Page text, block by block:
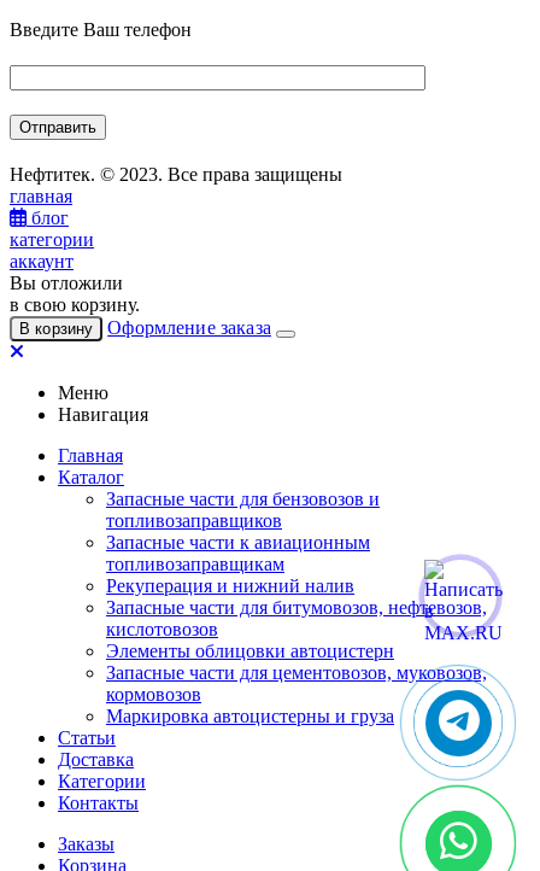
Введите Ваш телефон
Нефтитек. © 2023. Все права защищены
главная
блог
категории
аккаунт
Вы отложили
в свою корзину.
В корзину Оформление заказа
Меню
Навигация
Главная
Каталог
Запасные части для бензовозов и
топливозаправщиков
Запасные части к авиационным
топливозаправщикам
Рекуперация и нижний налив
Запасные части для битумовозов, нефтевозов,
кислотовозов
Элементы облицовки автоцистерн
Запасные части для цементовозов, муковозов,
кормовозов
Маркировка автоцистерны и груза
Статьи
Доставка
Категории
Контакты
Заказы
Корзина